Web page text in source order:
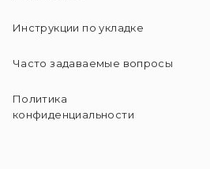
Инструкции по укладке
Часто задаваемые вопросы
Политика
конфиденциальности